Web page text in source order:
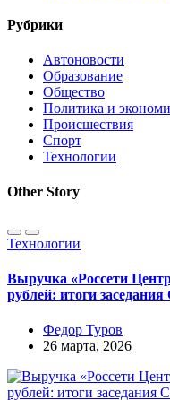
Рубрики
Автоновости
Образование
Общество
Политика и
Происшествия
Спорт
Технологии
Other Story
Технологии
Выручка «Россети
рублей: итоги
Федор Туров
26 марта, 2026